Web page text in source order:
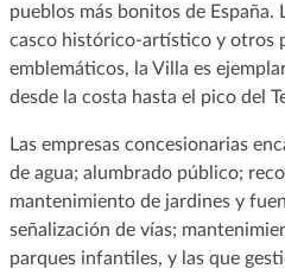
pueblos más bonitos de
casco histórico-artístico y otros
emblemáticos, la Villa es
desde la costa hasta el pico del
Las empresas concesionarias
de agua; alumbrado público;
mantenimiento de jardines y
señalización de vías;
parques infantiles, y las que